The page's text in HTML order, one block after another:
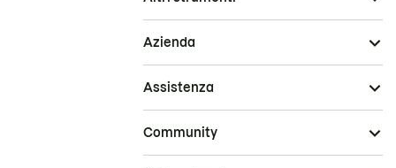
Azienda
Assistenza
Community